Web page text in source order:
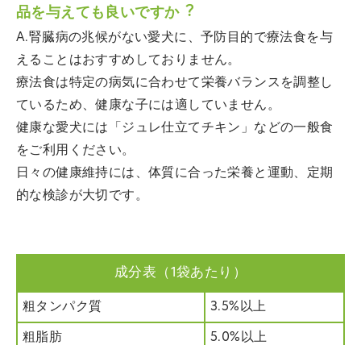
品を与えても良いですか︖
A.腎臓病の兆候がない愛犬に、予防目的で療法食を与
えることはおすすめしておりません。
療法食は特定の病気に合わせて栄養バランスを調整し
ているため、健康な子には適していません。
健康な愛犬には「ジュレ仕立てチキン」などの一般食
をご利用ください。
日々の健康維持には、体質に合った栄養と運動、定期
的な検診が大切です。
成分表（1袋あたり）
粗タンパク質 3.5%以上
粗脂肪 5.0%以上